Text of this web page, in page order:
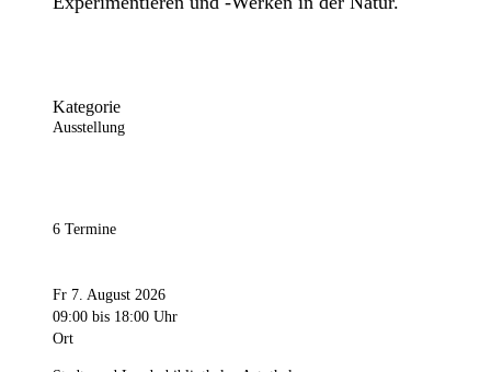
Kategorie
Ausstellung
6 Termine
Fr 7. August 2026
09:00 bis 18:00 Uhr
Ort